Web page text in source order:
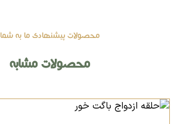
محصولات پیشنهادی ما به شما
محصولات مشابه